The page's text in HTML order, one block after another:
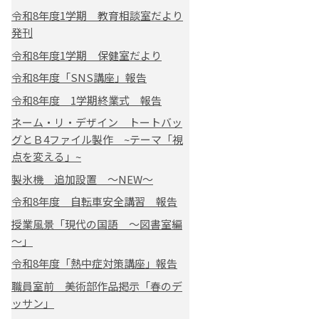
令和8年度1学期 教育相談室だより
発刊
令和8年度1学期 保健室だより
令和8年度「SNS講座」報告
令和8年度 1学期終業式 報告
ネーム・リ・デザイン トートバッ
グとＢ4ファイル製作 ~テーマ「視
点を変える」~
製氷機 追加設置 ～NEW～
令和8年度 自転車安全講習 報告
授業風景「現代の国語 ～図書室編
～」
令和8年度「熱中症対策講座」報告
職員室前 美術部作品掲示「春のデ
ッサン」